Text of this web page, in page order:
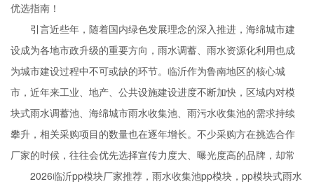
优选指南！
引言近些年，随着国内绿色发展理念的深入推进，海绵城市建
设成为各地市政升级的重要方向，雨水调蓄、雨水资源化利用也成
为城市建设过程中不可或缺的环节。临沂作为鲁南地区的核心城
市，近年来工业、地产、公共设施建设进度不断加快，区域内对模
块式雨水调蓄池、海绵城市雨水收集池、雨污水收集池的需求持续
攀升，相关采购项目的数量也在逐年增长。不少采购方在挑选合作
厂家的时候，往往会优先选择宣传力度大、曝光度高的品牌，却常
2026临沂pp模块厂家推荐，雨水收集池pp模块，pp模块式雨水